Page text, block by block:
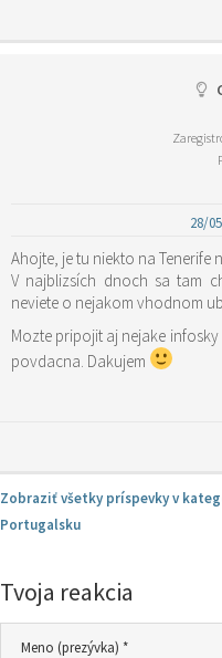
28/
Ahojte, je tu niekto na Tenerife
V najblizsích dnoch sa tam
neviete o nejakom vhodnom
Mozte pripojit aj nejake
povdacna. Dakujem
Zobraziť všetky príspevky v
Portugalsku
Tvoja reakcia
Meno (prezývka) *